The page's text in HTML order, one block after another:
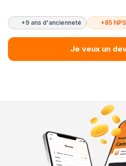
+9 ans d'ancienneté +85 NPS
Je veux un